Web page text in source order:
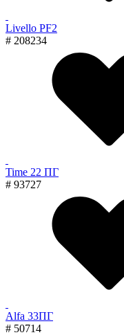
Livello PF2
# 208234
Time 22 ПГ
# 93727
Alfa 33ПГ
# 50714